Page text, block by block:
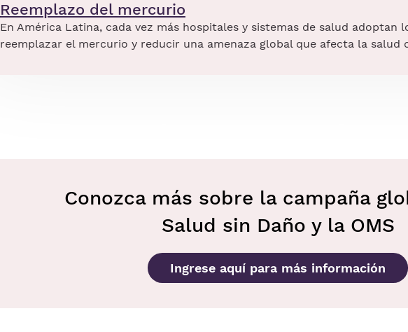
Reemplazo del mercurio
En América Latina, cada vez más hospitales y sistemas de salud adoptan
reemplazar el mercurio y reducir una amenaza global que afecta la salud
Conozca más sobre la campaña
Salud sin Daño y la OMS
Ingrese aquí para más información